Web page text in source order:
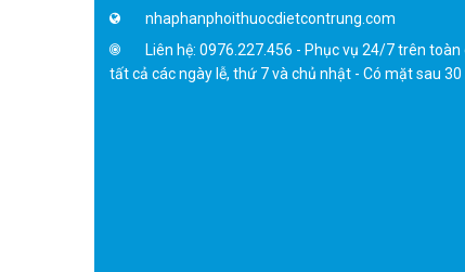
nhaphanphoithuocdietcontrung.com
Liên hệ: 0976.227.456 - Phục vụ 24/7 trên toàn
tất cả các ngày lễ, thứ 7 và chủ nhật - Có mặt sau